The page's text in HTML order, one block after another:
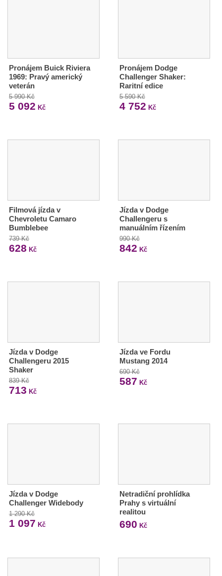
Pronájem Buick Riviera
1969: Pravý americký
veterán
5 990 Kč
5 092 Kč
Pronájem Dodge
Challenger Shaker:
Raritní edice
5 590 Kč
4 752 Kč
Filmová jízda v
Chevroletu Camaro
Bumblebee
739 Kč
628 Kč
Jízda v Dodge
Challengeru s
manuálním řízením
990 Kč
842 Kč
Jízda v Dodge
Challengeru 2015
Shaker
839 Kč
713 Kč
Jízda ve Fordu
Mustang 2014
690 Kč
587 Kč
Jízda v Dodge
Challenger Widebody
1 290 Kč
1 097 Kč
Netradiční prohlídka
Prahy s virtuální
realitou
690 Kč